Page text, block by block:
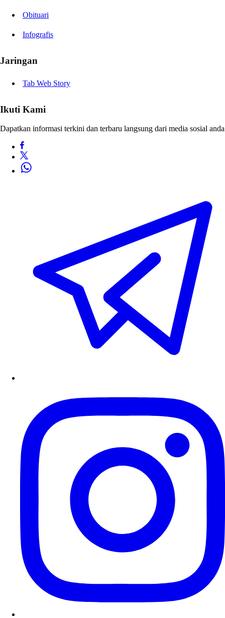
Obituari
Infografis
Jaringan
Tab Web Story
Ikuti Kami
Dapatkan informasi terkini dan terbaru langsung dari media sosial anda